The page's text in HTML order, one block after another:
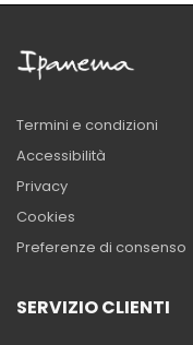
Termini e condizioni
Accessibilità
Privacy
Cookies
Preferenze di consenso
SERVIZIO CLIENTI